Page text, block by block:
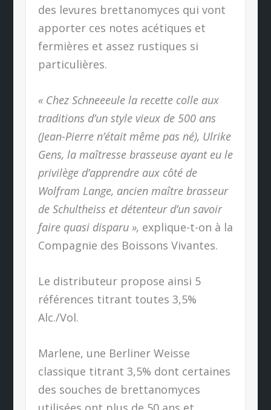
des levures brettanomyces qui vont
apporter ces notes acétiques et
fermières et assez rustiques si
particulières.
« Chez Schneeeule la recette colle aux
traditions d’un style vieux de 500 ans
(Jean-Pierre n’était même pas né), Ulrike
Gens, la maîtresse brasseuse ayant eu le
privilège d’apprendre aux côté de
Wolfram Lange, ancien maître brasseur
de Schultheiss et détenteur d’un savoir
faire quasi disparu », explique-t-on à la
Compagnie des Boissons Vivantes.
Le distributeur propose ainsi 5
références titrant toutes 3,5%
Alc./Vol.
Marlene, une Berliner Weisse
classique titrant 3,5% dont certaines
des souches de brettanomyces